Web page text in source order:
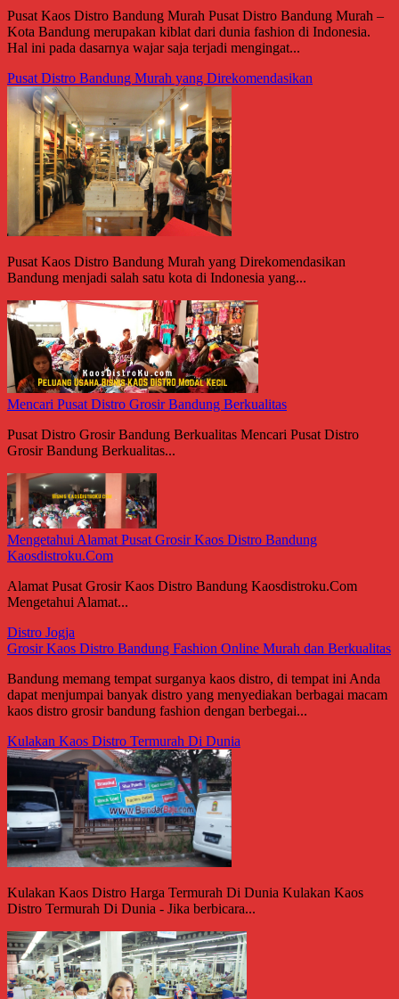
Pusat Kaos Distro Bandung Murah Pusat Distro Bandung Murah –
Kota Bandung merupakan kiblat dari dunia fashion di Indonesia.
Hal ini pada dasarnya wajar saja terjadi mengingat...
Pusat Distro Bandung Murah yang Direkomendasikan
Pusat Kaos Distro Bandung Murah yang Direkomendasikan
Bandung menjadi salah satu kota di Indonesia yang...
Mencari Pusat Distro Grosir Bandung Berkualitas
Pusat Distro Grosir Bandung Berkualitas Mencari Pusat Distro
Grosir Bandung Berkualitas...
Mengetahui Alamat Pusat Grosir Kaos Distro Bandung
Kaosdistroku.Com
Alamat Pusat Grosir Kaos Distro Bandung Kaosdistroku.Com
Mengetahui Alamat...
Distro Jogja
Grosir Kaos Distro Bandung Fashion Online Murah dan Berkualitas
Bandung memang tempat surganya kaos distro, di tempat ini Anda
dapat menjumpai banyak distro yang menyediakan berbagai macam
kaos distro grosir bandung fashion dengan berbegai...
Kulakan Kaos Distro Termurah Di Dunia
Kulakan Kaos Distro Harga Termurah Di Dunia Kulakan Kaos
Distro Termurah Di Dunia - Jika berbicara...